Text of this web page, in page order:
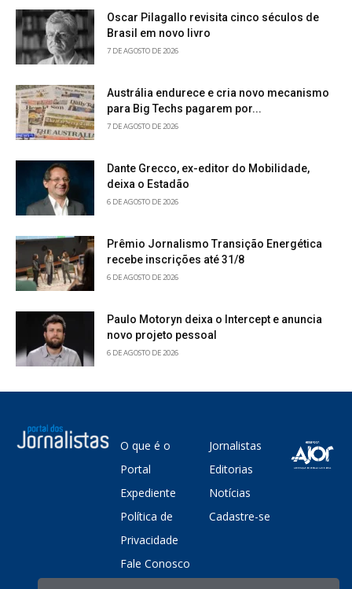
Oscar Pilagallo revisita cinco séculos de
Brasil em novo livro
7 DE AGOSTO DE 2026
Austrália endurece e cria novo mecanismo
para Big Techs pagarem por...
7 DE AGOSTO DE 2026
Dante Grecco, ex-editor do Mobilidade,
deixa o Estadão
6 DE AGOSTO DE 2026
Prêmio Jornalismo Transição Energética
recebe inscrições até 31/8
6 DE AGOSTO DE 2026
Paulo Motoryn deixa o Intercept e anuncia
novo projeto pessoal
6 DE AGOSTO DE 2026
O que é o
Portal
Expediente
Política de
Privacidade
Fale Conosco
Jornalistas
Editorias
Notícias
Cadastre-se